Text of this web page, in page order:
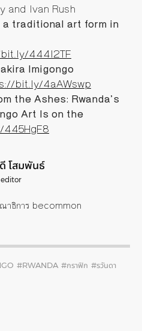
and Ivan Rush
a traditional art form in
444l2TF
Imigongo
bit.ly/4aAWswp
the Ashes: Rwanda’s
Art Is on the
โสมพันธ์
าธิการ becommon
#RWANDA #กราฟิก #รวันดา